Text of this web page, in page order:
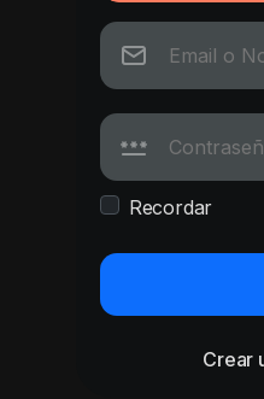
Recordar
Crear